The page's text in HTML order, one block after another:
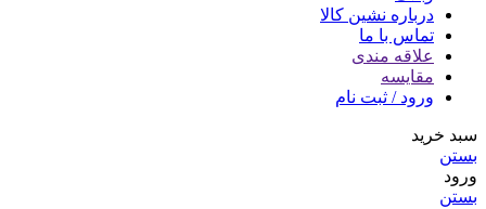
درباره نشین کالا
تماس با ما
علاقه مندی
مقایسه
ورود / ثبت نام
سبد خرید
بستن
ورود
بستن